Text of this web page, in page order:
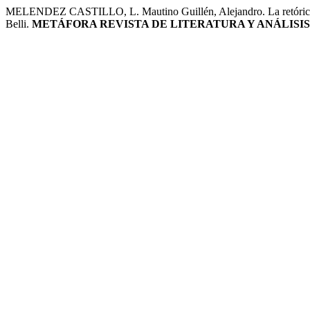
MELENDEZ CASTILLO, L. Mautino Guillén, Alejandro. La
Belli. METÁFORA REVISTA DE LITERATURA Y